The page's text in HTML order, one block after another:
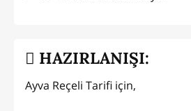
HAZIRLANIŞI:
Ayva Reçeli Tarifi için,